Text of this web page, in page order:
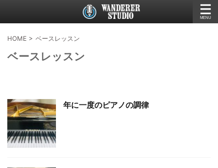
HOME > ベースレッスン
ベースレッスン
年に一度のピアノの調律